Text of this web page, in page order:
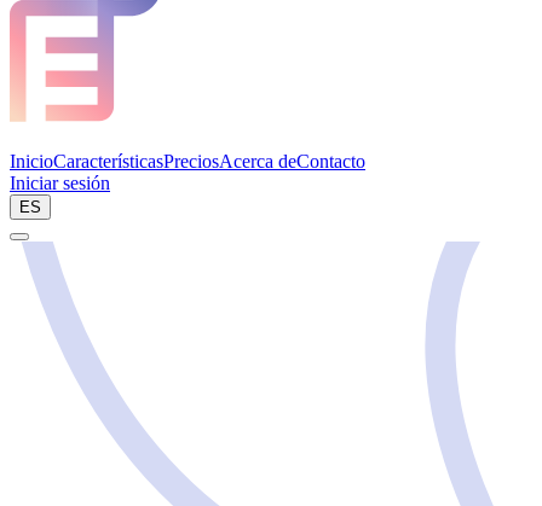
InicioCaracterísticasPreciosAcerca deContacto
Iniciar sesión
ES